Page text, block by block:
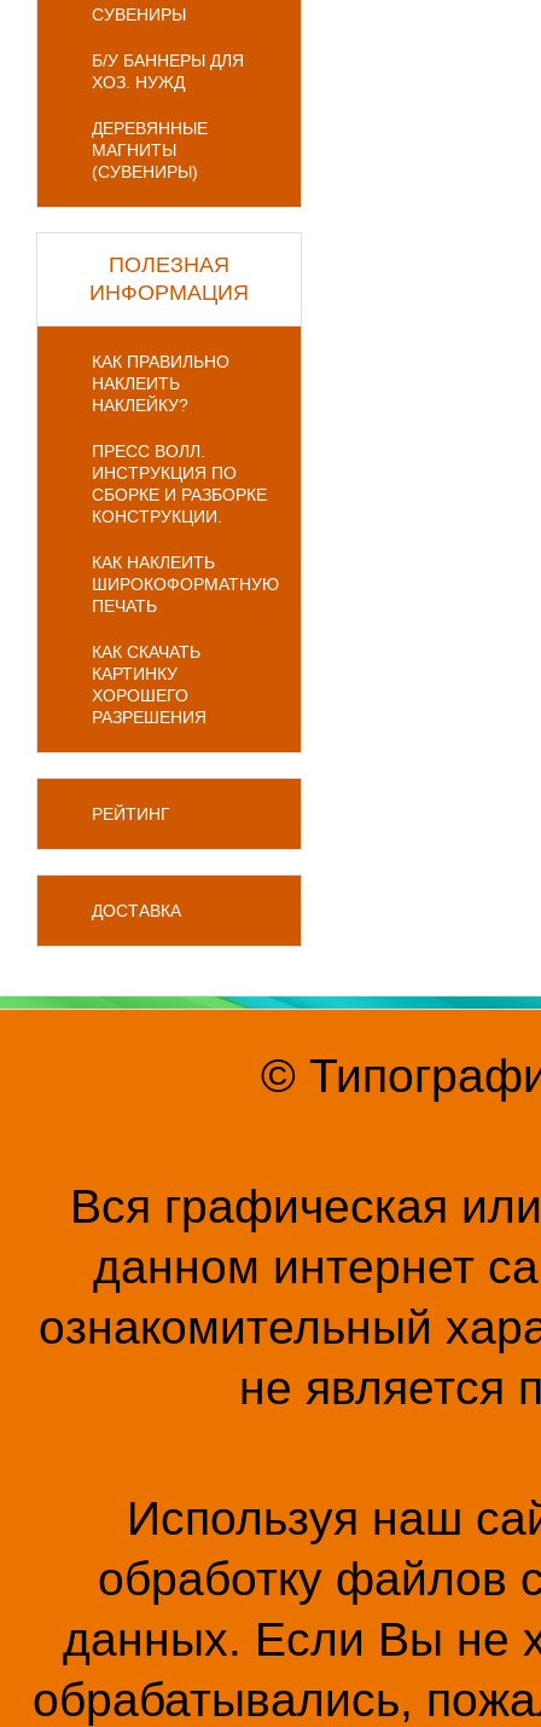
СУВЕНИРЫ
Б/У БАННЕРЫ ДЛЯ
ХОЗ. НУЖД
ДЕРЕВЯННЫЕ
МАГНИТЫ
(СУВЕНИРЫ)
ПОЛЕЗНАЯ
ИНФОРМАЦИЯ
КАК ПРАВИЛЬНО
НАКЛЕИТЬ
НАКЛЕЙКУ?
ПРЕСС ВОЛЛ.
ИНСТРУКЦИЯ ПО
СБОРКЕ И РАЗБОРКЕ
КОНСТРУКЦИИ.
КАК НАКЛЕИТЬ
ШИРОКОФОРМАТНУЮ
ПЕЧАТЬ
КАК СКАЧАТЬ
КАРТИНКУ
ХОРОШЕГО
РАЗРЕШЕНИЯ
РЕЙТИНГ
ДОСТАВКА
©
Вся графическая
данном интернет
ознакомительный
не является
Используя наш
обработку файлов
данных. Если Вы не
обрабатывались,